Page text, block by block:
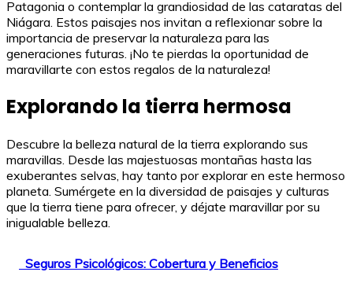
Patagonia o contemplar la grandiosidad de las cataratas del
Niágara. Estos paisajes nos invitan a reflexionar sobre la
importancia de preservar la naturaleza para las
generaciones futuras. ¡No te pierdas la oportunidad de
maravillarte con estos regalos de la naturaleza!
Explorando la tierra hermosa
Descubre la belleza natural de la tierra explorando sus
maravillas. Desde las majestuosas montañas hasta las
exuberantes selvas, hay tanto por explorar en este hermoso
planeta. Sumérgete en la diversidad de paisajes y culturas
que la tierra tiene para ofrecer, y déjate maravillar por su
inigualable belleza.
Seguros Psicológicos: Cobertura y Beneficios